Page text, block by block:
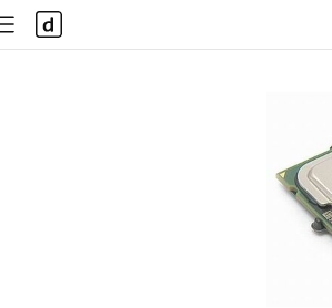
사
이
다
나
와